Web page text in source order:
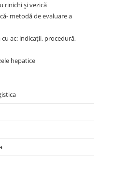
rinichi și vezică
metodă de evaluare a
ac: indicații, procedură,
hepatice